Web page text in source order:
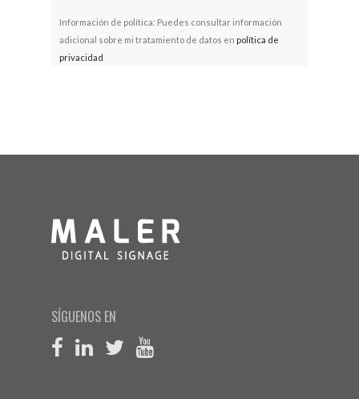
Información de política: Puedes consultar información
adicional sobre mi tratamiento de datos en política de
privacidad
SÍGUENOS EN